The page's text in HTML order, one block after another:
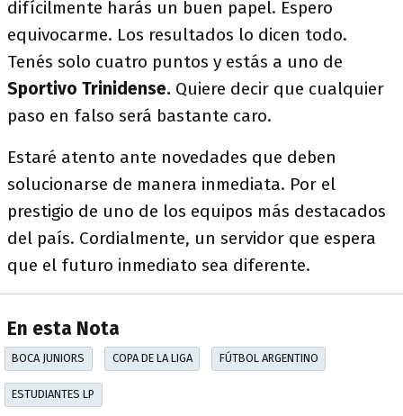
difícilmente harás un buen papel. Espero
equivocarme. Los resultados lo dicen todo.
Tenés solo cuatro puntos y estás a uno de
Sportivo Trinidense. Quiere decir que cualquier
paso en falso será bastante caro.
Estaré atento ante novedades que deben
solucionarse de manera inmediata. Por el
prestigio de uno de los equipos más destacados
del país. Cordialmente, un servidor que espera
que el futuro inmediato sea diferente.
En esta Nota
BOCA JUNIORS COPA DE LA LIGA FÚTBOL ARGENTINO
ESTUDIANTES LP